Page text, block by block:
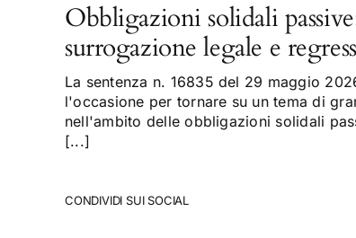
Obbligazioni solidali
surrogazione legale e
La sentenza n. 16835 del 29 maggio
l'occasione per tornare su un tema di
nell'ambito delle obbligazioni solidali
[...]
CONDIVIDI SUI SOCIAL